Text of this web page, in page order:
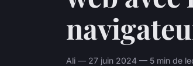
Ali — 27 juin 2024 — 5 min de